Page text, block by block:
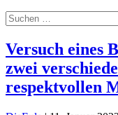
Suche
nach:
Versuch eines
zwei
respektvollen